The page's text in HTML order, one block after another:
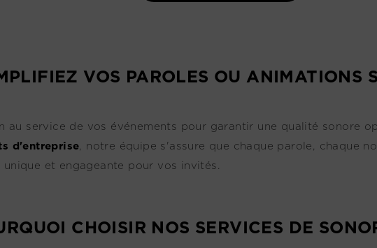
VOS PAROLES OU ANIMATIONS
service de vos événements pour garantir une qualité sonore
d'entreprise, notre équipe s'assure que chaque parole, chaque
et engageante pour vos invités.
CHOISIR NOS SERVICES DE